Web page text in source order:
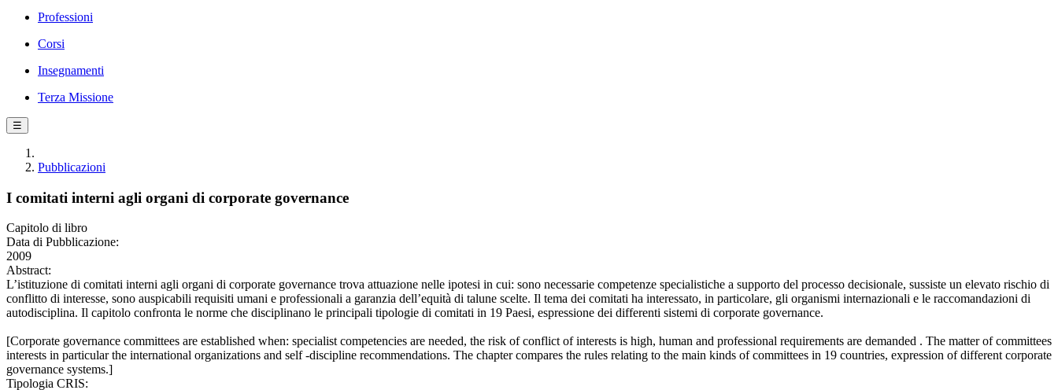
Professioni
Corsi
Insegnamenti
Terza Missione
☰
Pubblicazioni
I comitati interni agli organi di corporate governance
Capitolo di libro
Data di Pubblicazione:
2009
Abstract:
L’istituzione di comitati interni agli organi di corporate governance trova attuazione nelle ipotesi in cui: sono necessarie competenze specialistiche a supporto del processo decisionale, sussiste un elevato rischio di
conflitto di interesse, sono auspicabili requisiti umani e professionali a garanzia dell’equità di talune scelte. Il tema dei comitati ha interessato, in particolare, gli organismi internazionali e le raccomandazioni di
autodisciplina. Il capitolo confronta le norme che disciplinano le principali tipologie di comitati in 19 Paesi, espressione dei differenti sistemi di corporate governance.
[Corporate governance committees are established when: specialist competencies are needed, the risk of conflict of interests is high, human and professional requirements are demanded . The matter of committees
interests in particular the international organizations and self -discipline recommendations. The chapter compares the rules relating to the main kinds of committees in 19 countries, expression of different corporate
governance systems.]
Tipologia CRIS: